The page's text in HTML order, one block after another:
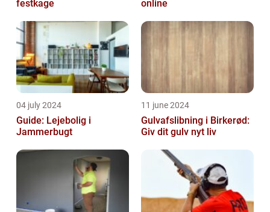
festkage
online
04 july 2024
Guide: Lejebolig i
Jammerbugt
11 june 2024
Gulvafslibning i Birkerød:
Giv dit gulv nyt liv